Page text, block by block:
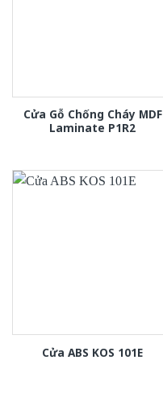
Cửa Gỗ Chống Cháy MDF
Laminate P1R2
Cửa ABS KOS 101E